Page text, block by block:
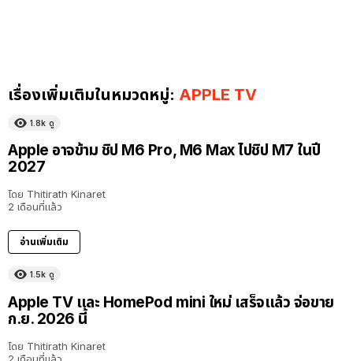
เรื่องเพิ่มเติมในหมวดหมู่: APPLE TV
1.8k ดู
Apple อาจข้าม ชิป M6 Pro, M6 Max ไปชิป M7 ในปี
2027
โดย Thitirath Kinaret
2 เดือนที่แล้ว
อ่านเพิ่มเติม
1.5k ดู
Apple TV และ HomePod mini ใหม่ เสร็จแล้ว จ่อขาย
ก.ย. 2026 นี้
โดย Thitirath Kinaret
2 เดือนที่แล้ว